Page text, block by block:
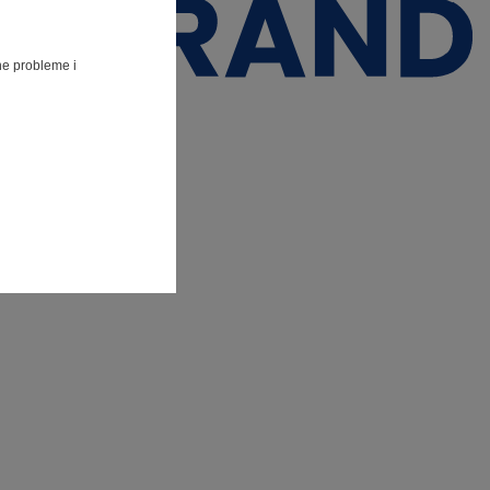
probleme i